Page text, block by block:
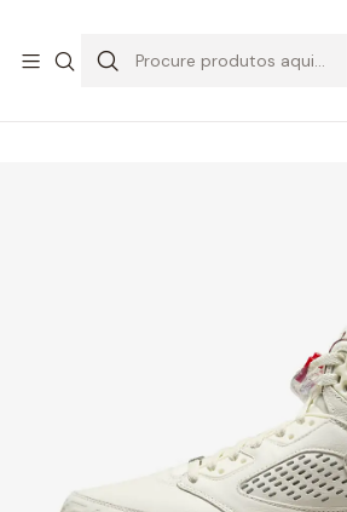
Início CALÇADO Air Jordan